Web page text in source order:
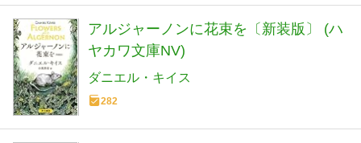
アルジャーノンに花束を〔新装版〕 (ハ
ヤカワ文庫NV)
ダニエル・キイス
282